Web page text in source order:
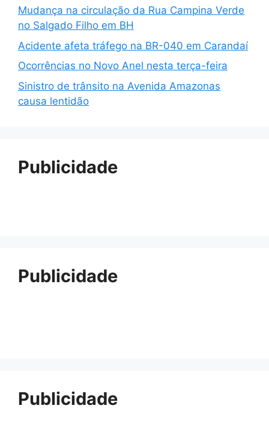
Mudança na circulação da Rua Campina Verde
no Salgado Filho em BH
Acidente afeta tráfego na BR-040 em Carandaí
Ocorrências no Novo Anel nesta terça-feira
Sinistro de trânsito na Avenida Amazonas
causa lentidão
Publicidade
Publicidade
Publicidade